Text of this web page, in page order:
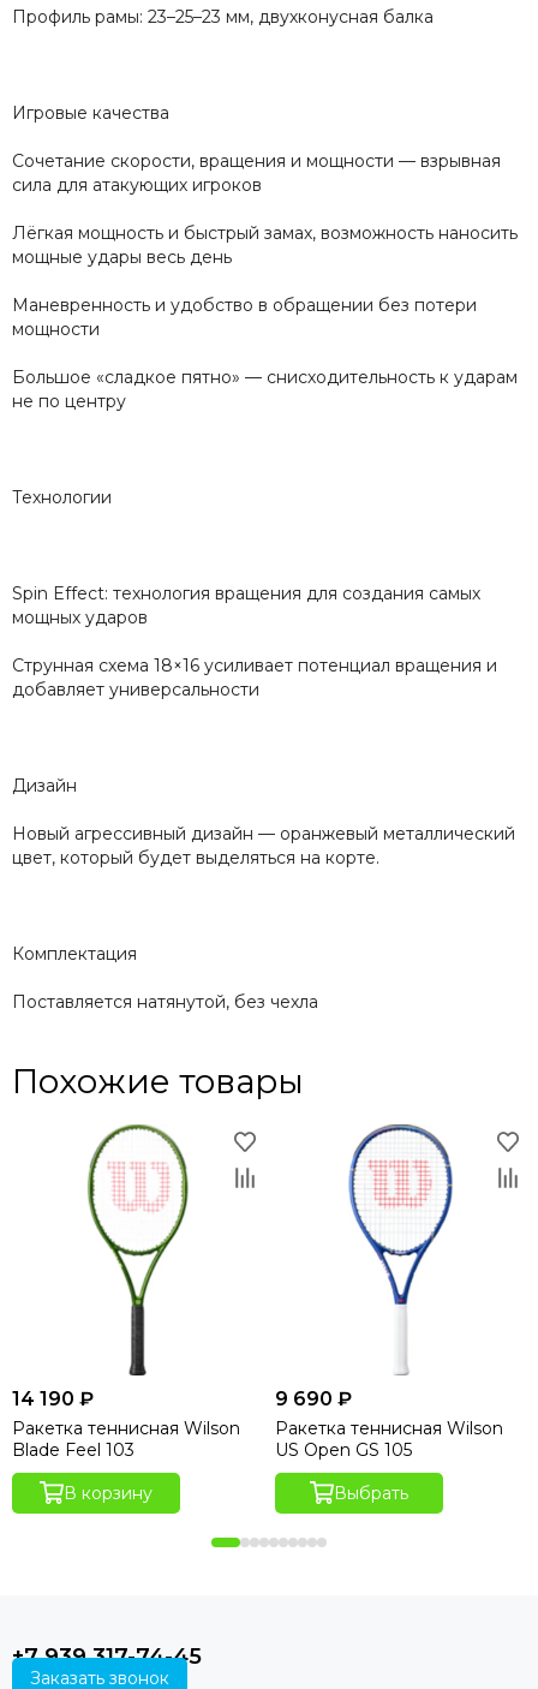
Профиль рамы: 23–25–23 мм, двухконусная балка
Игровые качества
Сочетание скорости, вращения и мощности — взрывная
сила для атакующих игроков
Лёгкая мощность и быстрый замах, возможность наносить
мощные удары весь день
Маневренность и удобство в обращении без потери
мощности
Большое «сладкое пятно» — снисходительность к ударам
не по центру
Технологии
Spin Effect: технология вращения для создания самых
мощных ударов
Струнная схема 18×16 усиливает потенциал вращения и
добавляет универсальности
Дизайн
Новый агрессивный дизайн — оранжевый металлический
цвет, который будет выделяться на корте.
Комплектация
Поставляется натянутой, без чехла
Похожие товары
14 190 ₽
Ракетка теннисная Wilson
Blade Feel 103
В корзину
9 690 ₽
Ракетка теннисная Wilson
US Open GS 105
Выбрать
+7 939 317-74-45
Заказать звонок